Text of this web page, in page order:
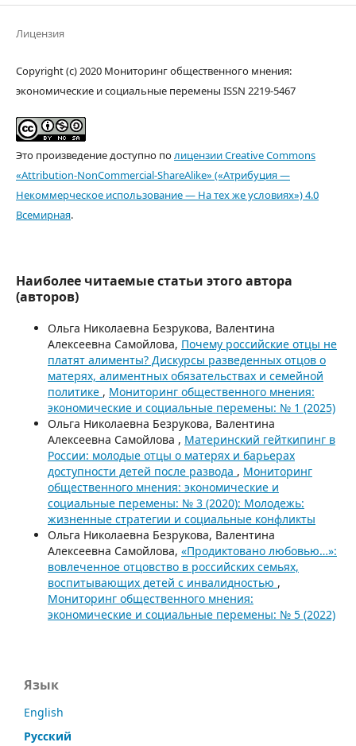
Лицензия
Copyright (c) 2020 Мониторинг общественного мнения:
экономические и социальные перемены ISSN 2219-5467
Это произведение доступно полицензии Creative Commons
«Attribution-NonCommercial-ShareAlike» («Атрибуция —
Некоммерческое использование — На тех же условиях») 4.0
Всемирная.
Наиболее читаемые статьи этого автора
(авторов)
Ольга Николаевна Безрукова, Валентина
Алексеевна Самойлова, Почему российские отцы не
платят алименты? Дискурсы разведенных отцов о
матерях, алиментных обязательствах и семейной
политике , Мониторинг общественного мнения:
экономические и социальные перемены: № 1 (2025)
Ольга Николаевна Безрукова, Валентина
Алексеевна Самойлова , Материнский гейткипинг в
России: молодые отцы о матерях и барьерах
доступности детей после развода , Мониторинг
общественного мнения: экономические и
социальные перемены: № 3 (2020): Молодежь:
жизненные стратегии и социальные конфликты
Ольга Николаевна Безрукова, Валентина
Алексеевна Самойлова, «Продиктовано любовью…»:
вовлеченное отцовство в российских семьях,
воспитывающих детей с инвалидностью ,
Мониторинг общественного мнения:
экономические и социальные перемены: № 5 (2022)
Язык
English
Русский